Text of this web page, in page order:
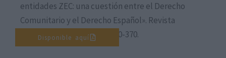
entidades ZEC: una cuestión entre el Derecho
Comunitario y el Derecho Español». Revista
Hacienda Canaria, 38, pp.350-370.
Disponible aquí